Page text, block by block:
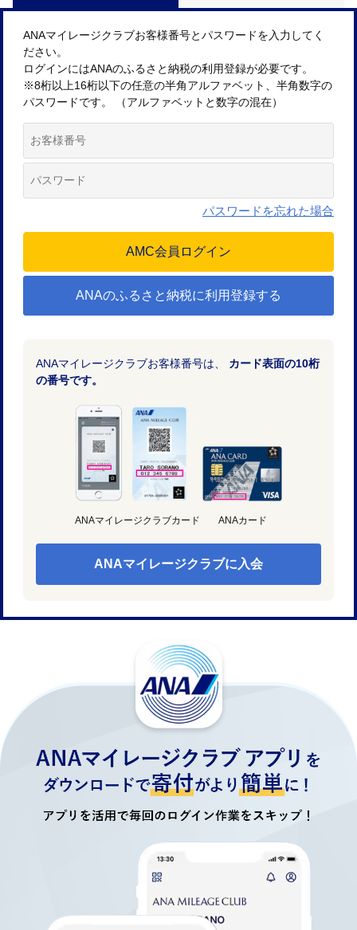
ANAマイレージクラブお客様番号とパスワードを入力してく
ださい。
ログインにはANAのふるさと納税の利用登録が必要です。
※8桁以上16桁以下の任意の半角アルファベット、半角数字の
パスワードです。 （アルファベットと数字の混在）
パスワードを忘れた場合
ANAのふるさと納税に利用登録する
ANAマイレージクラブお客様番号は、 カード表面の10桁
の番号です。
ANAマイレージクラブカード ANAカード
ANAマイレージクラブに入会